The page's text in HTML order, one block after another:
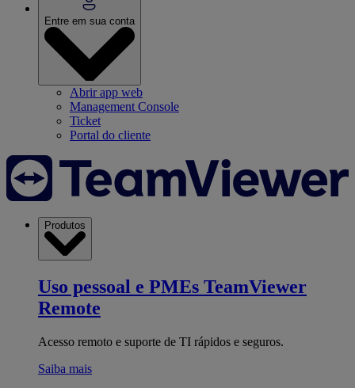
Entre em sua conta
Abrir app web
Management Console
Ticket
Portal do cliente
Produtos
Uso pessoal e PMEs TeamViewer
Remote
Acesso remoto e suporte de TI rápidos e seguros.
Saiba mais